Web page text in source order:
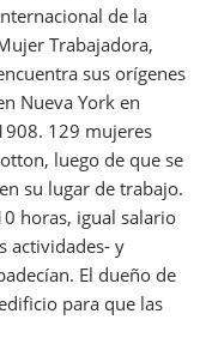
de la
Trabajadora,
sus orígenes
Nueva York en
129 mujeres
luego de que se
su lugar de trabajo.
horas, igual salario
actividades- y
El dueño de
para que las